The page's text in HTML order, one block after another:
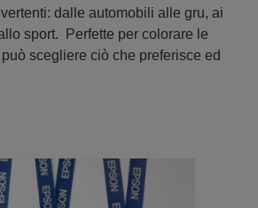
dalle automobili alle gru, ai
sport. Perfette per colorare le
scegliere ciò che preferisce ed